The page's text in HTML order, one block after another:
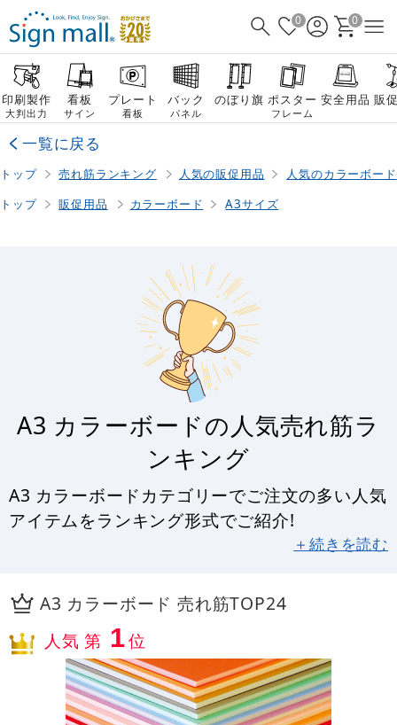
0 0
印刷製作
大判出力
看板
サイン
プレート
看板
バック
パネル
のぼり旗 ポスター
フレーム
安全用品 販
一覧に戻る
トップ 売れ筋ランキング 人気の販促用品
人気のカラーボード
トップ
販促用品 カラーボード A3サイズ
A3 カラーボードの人気売れ筋ラ
ンキング
A3 カラーボードカテゴリーでご注文の多い人気
アイテムをランキング形式でご紹介!
＋続きを読む
A3 カラーボード 売れ筋TOP24
人気 第 1位